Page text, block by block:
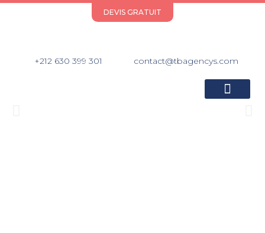
+212 630 399 301 contact@tbagencys.com
DEVIS GRATUIT